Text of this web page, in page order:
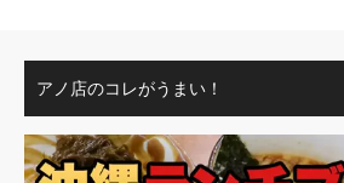
アノ店のコレがうまい！